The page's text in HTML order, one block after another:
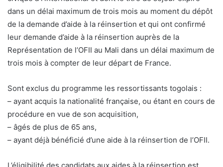
dans un délai maximum de trois mois au moment du dépôt
de la demande d’aide à la réinsertion et qui ont confirmé
leur demande d’aide à la réinsertion auprès de la
Représentation de l’OFII au Mali dans un délai maximum de
trois mois à compter de leur départ de France.
Sont exclus du programme les ressortissants togolais :
– ayant acquis la nationalité française, ou étant en cours de
procédure en vue de son acquisition,
– âgés de plus de 65 ans,
– ayant déjà bénéficié d’une aide à la réinsertion de l’OFII.